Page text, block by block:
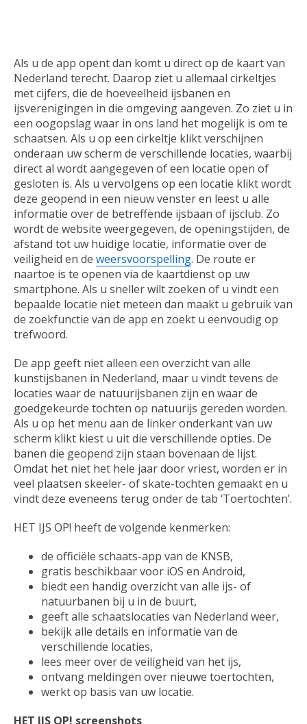
Als u de app opent dan komt u direct op de kaart van
Nederland terecht. Daarop ziet u allemaal cirkeltjes
met cijfers, die de hoeveelheid ijsbanen en
ijsverenigingen in die omgeving aangeven. Zo ziet u in
een oogopslag waar in ons land het mogelijk is om te
schaatsen. Als u op een cirkeltje klikt verschijnen
onderaan uw scherm de verschillende locaties, waarbij
direct al wordt aangegeven of een locatie open of
gesloten is. Als u vervolgens op een locatie klikt wordt
deze geopend in een nieuw venster en leest u alle
informatie over de betreffende ijsbaan of ijsclub. Zo
wordt de website weergegeven, de openingstijden, de
afstand tot uw huidige locatie, informatie over de
veiligheid en de weersvoorspelling. De route er
naartoe is te openen via de kaartdienst op uw
smartphone. Als u sneller wilt zoeken of u vindt een
bepaalde locatie niet meteen dan maakt u gebruik van
de zoekfunctie van de app en zoekt u eenvoudig op
trefwoord.
De app geeft niet alleen een overzicht van alle
kunstijsbanen in Nederland, maar u vindt tevens de
locaties waar de natuurijsbanen zijn en waar de
goedgekeurde tochten op natuurijs gereden worden.
Als u op het menu aan de linker onderkant van uw
scherm klikt kiest u uit die verschillende opties. De
banen die geopend zijn staan bovenaan de lijst.
Omdat het niet het hele jaar door vriest, worden er in
veel plaatsen skeeler- of skate-tochten gemaakt en u
vindt deze eveneens terug onder de tab ‘Toertochten’.
HET IJS OP! heeft de volgende kenmerken:
de officiële schaats-app van de KNSB,
gratis beschikbaar voor iOS en Android,
biedt een handig overzicht van alle ijs- of
natuurbanen bij u in de buurt,
geeft alle schaatslocaties van Nederland weer,
bekijk alle details en informatie van de
verschillende locaties,
lees meer over de veiligheid van het ijs,
ontvang meldingen over nieuwe toertochten,
werkt op basis van uw locatie.
HET IJS OP! screenshots